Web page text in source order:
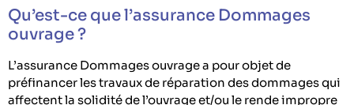
Qu’est-ce que l’assurance Dommages
ouvrage ?
L’assurance Dommages ouvrage a pour objet de
préfinancer les travaux de réparation des dommages qui
affectent la solidité de l’ouvrage et/ou le rende impropre